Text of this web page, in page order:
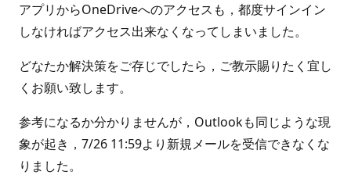
アプリからOneDriveへのアクセスも，都度サインイン
しなければアクセス出来なくなってしまいました。
どなたか解決策をご存じでしたら，ご教示賜りたく宜し
くお願い致します。
参考になるか分かりませんが，Outlookも同じような現
象が起き，7/26 11:59より新規メールを受信できなくな
りました。